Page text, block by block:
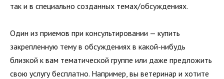
так и в специально созданных темах/обсуждениях.
Один из приемов при консультировании — купить
закреплен­ную тему в обсуждениях в какой-нибудь
близкой к вам тема­тической группе или даже предложить
свою услугу бесплатно. Например, вы ветеринар и хотите